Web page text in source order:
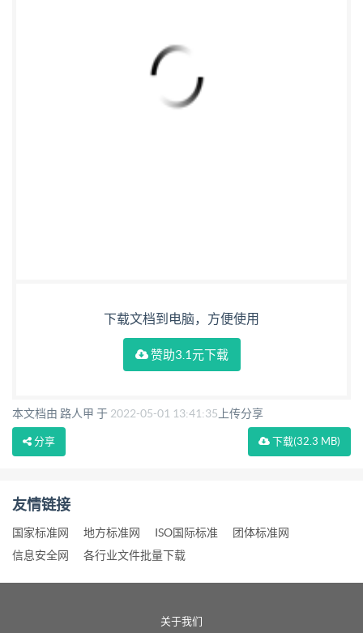
下载文档到电脑，方便使用
赞助3.1元下载
本文档由 路人甲 于 2022-05-01 13:41:35 上传分享
下载(32.3 MB)
分享
友情链接
国家标准网 地方标准网 ISO国际标准
团体标准网
信息安全网
各行业文件批量下载
关于我们